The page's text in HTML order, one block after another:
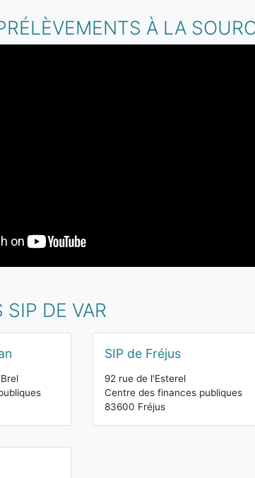
À LA
SIP DE VAR
SIP de Fréjus
92 rue de l'Esterel
Centre des finances publiques
83600 Fréjus